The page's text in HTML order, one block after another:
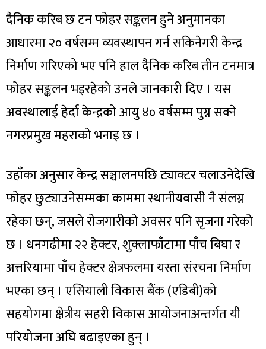
दैनिक करिब छ टन फोहर सङ्कलन हुने अनुमानका
आधारमा २० वर्षसम्म व्यवस्थापन गर्न सकिनेगरी केन्द्र
निर्माण गरिएको भए पनि हाल दैनिक करिब तीन टनमात्र
फोहर सङ्कलन भइरहेको उनले जानकारी दिए । यस
अवस्थालाई हेर्दा केन्द्रको आयु ४० वर्षसम्म पुग्न सक्ने
नगरप्रमुख महराको भनाइ छ ।
उहाँका अनुसार केन्द्र सञ्चालनपछि ट्याक्टर चलाउनेदेखि
फोहर छुट्याउनेसम्मका काममा स्थानीयवासी नै संलग्न
रहेका छन्, जसले रोजगारीको अवसर पनि सृजना गरेको
छ । धनगढीमा २२ हेक्टर, शुक्लाफाँटामा पाँच बिघा र
अत्तरियामा पाँच हेक्टर क्षेत्रफलमा यस्ता संरचना निर्माण
भएका छन् । एसियाली विकास बैंक (एडिबी)को
सहयोगमा क्षेत्रीय सहरी विकास आयोजनाअन्तर्गत यी
परियोजना अघि बढाइएका हुन् ।